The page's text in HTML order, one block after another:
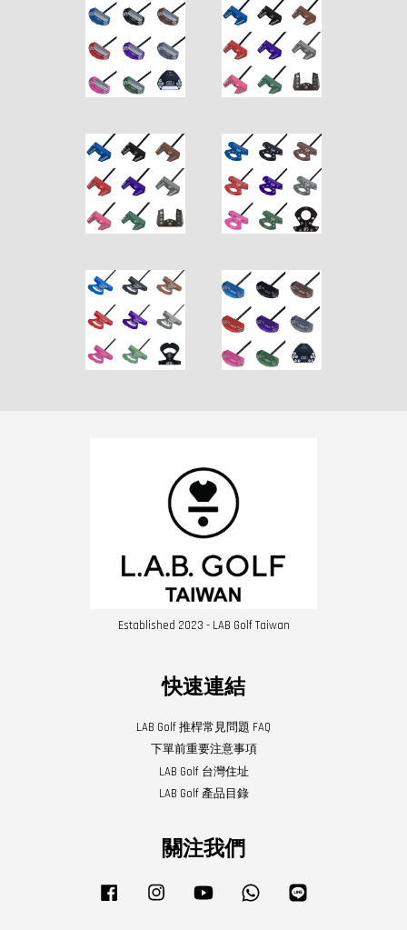
Established 2023 - LAB Golf Taiwan
快速連結
LAB Golf 推桿常見問題 FAQ
下單前重要注意事項
LAB Golf 台灣住址
LAB Golf 產品目錄
關注我們
Facebook Instagram YouTube Whatsapp